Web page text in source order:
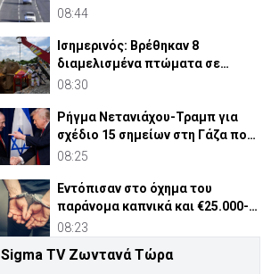
κας – Κλειστή λωρίδα
08:44
Ισημερινός: Βρέθηκαν 8
διαμελισμένα πτώματα σε
παράνομο μεταλλείο
08:30
Ρήγμα Νετανιάχου-Τραμπ για
σχέδιο 15 σημείων στη Γάζα που
αποδέχθηκε η Χαμάς
08:25
Εντόπισαν στο όχημα του
παράνομα καπνικά και €25.000-
Συνελήφθη 34χρονος
08:23
Αίγυπτος:Ένας νεκρός και πέντε
Sigma TV Ζωντανά Τώρα